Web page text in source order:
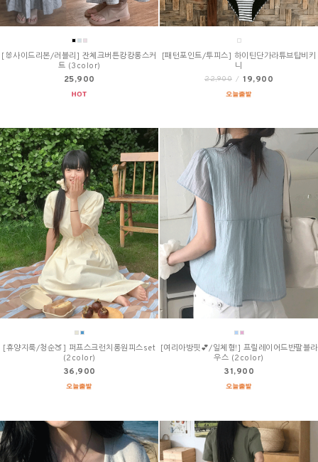
[🐰사이드리본/러블리] 잔체크버튼캉캉롱스커
트 (3color)
25,900
[패턴포인트/투피스] 하이틴단가라튜브탑비키
니
22,900 / 19,900
[휴양지룩/청순🍑] 퍼프스크런치롱원피스set
(2color)
36,900
[여리아방핏💕/일체형!] 프릴레이어드반팔블라
우스 (2color)
31,900